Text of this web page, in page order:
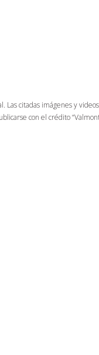
Las citadas imágenes y
con el crédito